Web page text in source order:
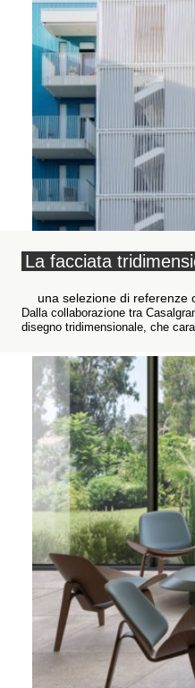
La facciata
una selezione di referenze
Dalla collaborazione tra
disegno tridimensionale, che